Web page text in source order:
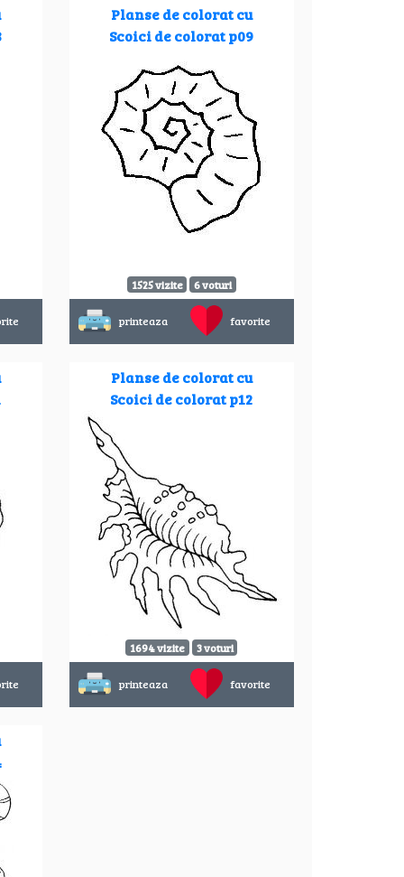
Planse de colorat cu
Scoici de colorat p09
1525 vizite 6 voturi
printeaza favorite
Planse de colorat cu
Scoici de colorat p12
1694 vizite 3 voturi
printeaza favorite